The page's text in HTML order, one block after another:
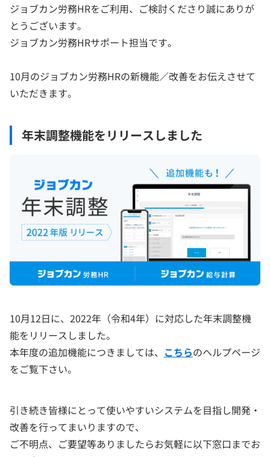
ジョブカン労務HRをご利用、ご検討くださり誠にありが
とうございます。
ジョブカン労務HRサポート担当です。
10月のジョブカン労務HRの新機能／改善をお伝えさせて
いただきます。
年末調整機能をリリースしました
10月12日に、2022年（令和4年）に対応した年末調整機
能をリリースしました。
本年度の追加機能につきましては、 こちらのヘルプページ
をご覧下さい。
引き続き皆様にとって使いやすいシステムを目指し開発・
改善を行ってまいりますので、
ご不明点、ご要望等ありましたらお気軽に以下窓口までお